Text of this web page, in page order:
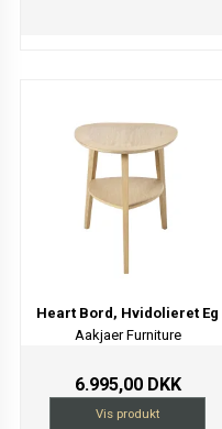
Heart Bord, Hvidolieret Eg
Aakjaer Furniture
6.995,00 DKK
Vis produkt